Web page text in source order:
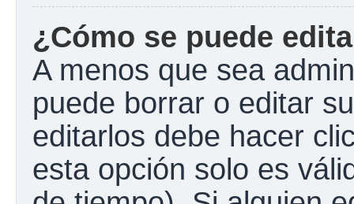
¿Cómo se puede
A menos que sea
puede borrar o editar
editarlos debe hacer
esta opción solo es